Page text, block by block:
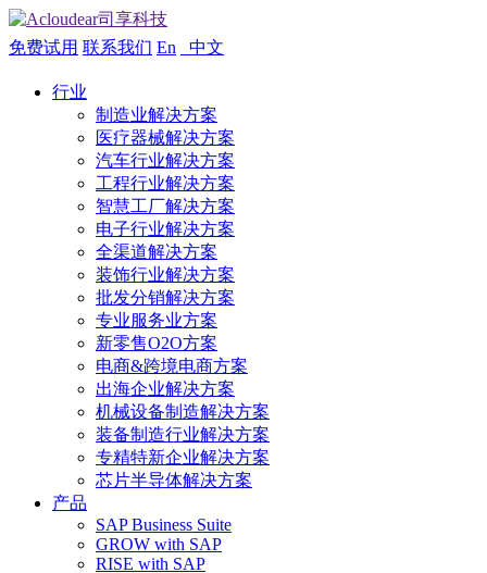
免费试用 联系我们 En 中文
行业
制造业解决方案
医疗器械解决方案
汽车行业解决方案
工程行业解决方案
智慧工厂解决方案
电子行业解决方案
全渠道解决方案
装饰行业解决方案
批发分销解决方案
专业服务业方案
新零售O2O方案
电商&跨境电商方案
出海企业解决方案
机械设备制造解决方案
装备制造行业解决方案
专精特新企业解决方案
芯片半导体解决方案
产品
SAP Business Suite
GROW with SAP
RISE with SAP